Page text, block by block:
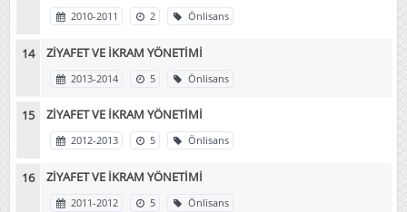
2010-2011 2 Önlisans
ZİYAFET VE İKRAM YÖNETİMİ
2013-2014 5 Önlisans
ZİYAFET VE İKRAM YÖNETİMİ
2012-2013 5 Önlisans
ZİYAFET VE İKRAM YÖNETİMİ
2011-2012 5 Önlisans